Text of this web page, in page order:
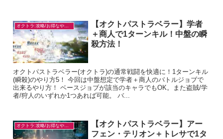
オクトラ:攻略/お得なやり方
【オクトパストラベラー】学者
＋商人で1ターンキル！中盤の瞬
殺方法！
オクトパストラベラー(オクトラ)の通常戦闘を快適に！1ターンキル
(瞬殺)のやり方5！ 今回は中盤想定で学者＋商人のバトルジョブで
出来るやり方！ ベースジョブが該当のキャラでもOK。また盗賊/学
者/狩人のいずれか1つあれば可能。 バ...
オクトラ:攻略/お得なやり方
【オクトパストラベラー】アー
フェン・テリオン＋トレサで1タ